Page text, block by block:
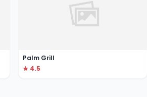
Palm Grill
★ 4.5